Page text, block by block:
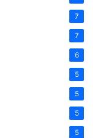
7
7
6
5
5
5
5